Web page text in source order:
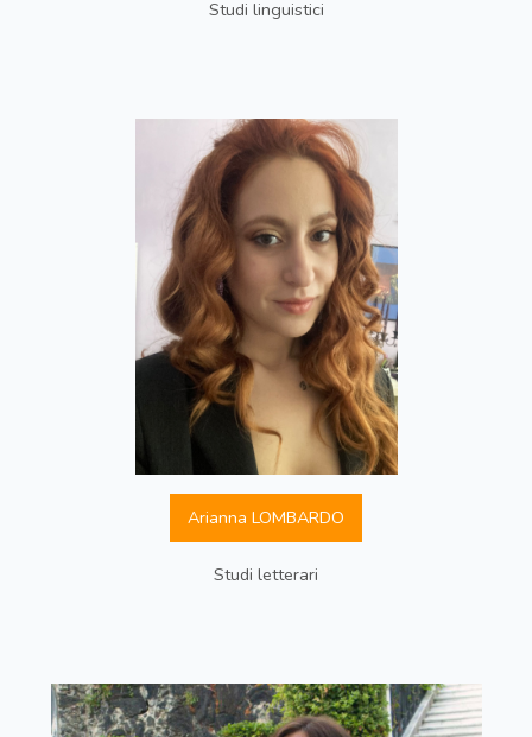
Studi linguistici
Arianna LOMBARDO
Studi letterari